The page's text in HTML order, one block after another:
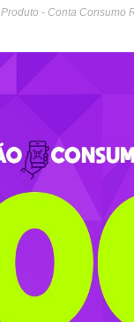
Produto - Conta Consumo